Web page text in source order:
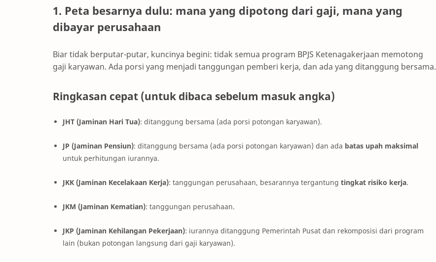
1. Peta besarnya dulu: mana yang dipotong dari gaji, mana yang
dibayar perusahaan
Biar tidak berputar-putar, kuncinya begini: tidak semua program BPJS Ketenagakerjaan memotong
gaji karyawan. Ada porsi yang menjadi tanggungan pemberi kerja, dan ada yang ditanggung bersama.
Ringkasan cepat (untuk dibaca sebelum masuk angka)
JHT (Jaminan Hari Tua): ditanggung bersama (ada porsi potongan karyawan).
JP (Jaminan Pensiun): ditanggung bersama (ada porsi potongan karyawan) dan ada batas upah maksimal
untuk perhitungan iurannya.
JKK (Jaminan Kecelakaan Kerja): tanggungan perusahaan, besarannya tergantung tingkat risiko kerja.
JKM (Jaminan Kematian): tanggungan perusahaan.
JKP (Jaminan Kehilangan Pekerjaan): iurannya ditanggung Pemerintah Pusat dan rekomposisi dari program
lain (bukan potongan langsung dari gaji karyawan).